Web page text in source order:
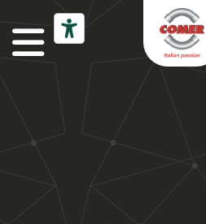
Vai al contenuto